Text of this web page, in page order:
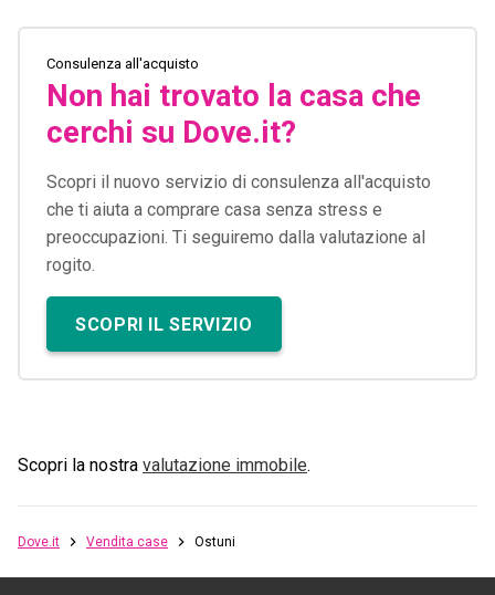
Consulenza all'acquisto
Non hai trovato la casa che
cerchi su Dove.it?
Scopri il nuovo servizio di consulenza all'acquisto
che ti aiuta a comprare casa senza stress e
preoccupazioni. Ti seguiremo dalla valutazione al
rogito.
SCOPRI IL SERVIZIO
Scopri la nostra valutazione immobile.
Dove.it Vendita case Ostuni